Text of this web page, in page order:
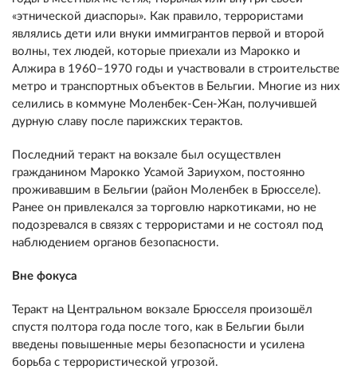
«этнической диаспоры». Как правило, террористами
являлись дети или внуки иммигрантов первой и второй
волны, тех людей, которые приехали из Марокко и
Алжира в 1960–1970 годы и участвовали в строительстве
метро и транспортных объектов в Бельгии. Многие из них
селились в коммуне Моленбек-Сен-Жан, получившей
дурную славу после парижских терактов.
Последний теракт на вокзале был осуществлен
гражданином Марокко Усамой Зариухом, постоянно
проживавшим в Бельгии (район Моленбек в Брюсселе).
Ранее он привлекался за торговлю наркотиками, но не
подозревался в связях с террористами и не состоял под
наблюдением органов безопасности.
Вне фокуса
Теракт на Центральном вокзале Брюсселя произошёл
спустя полтора года после того, как в Бельгии были
введены повышенные меры безопасности и усилена
борьба с террористической угрозой.